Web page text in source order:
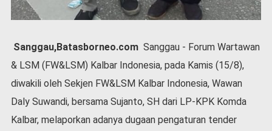
l
r
a
a
O
p
Sanggau,Batasborneo.com Sanggau - Forum Wartawan
& LSM (FW&LSM) Kalbar Indonesia, pada Kamis (15/8),
diwakili oleh Sekjen FW&LSM Kalbar Indonesia, Wawan
Daly Suwandi, bersama Sujanto, SH dari LP-KPK Komda
Kalbar, melaporkan adanya dugaan pengaturan tender